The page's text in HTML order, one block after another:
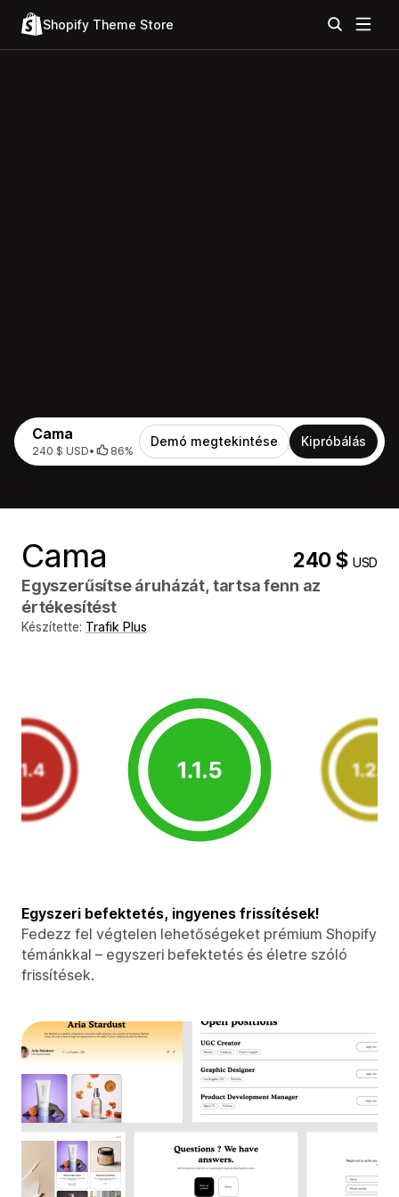
Shopify Theme Store
Cama
240 $ USD• 86%
Demó megtekintése Kipróbálás
Cama 240 $USD
Egyszerűsítse áruházát, tartsa fenn az
értékesítést
Készítette: Trafik Plus
Egyszeri befektetés, ingyenes frissítések!
Fedezz fel végtelen lehetőségeket prémium Shopify
témánkkal – egyszeri befektetés és életre szóló
frissítések.